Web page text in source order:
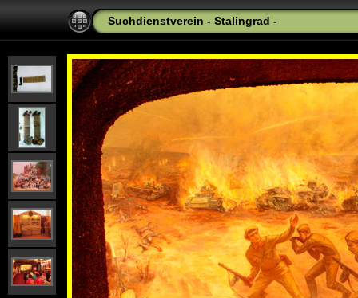
Suchdienstverein - Stalingrad -